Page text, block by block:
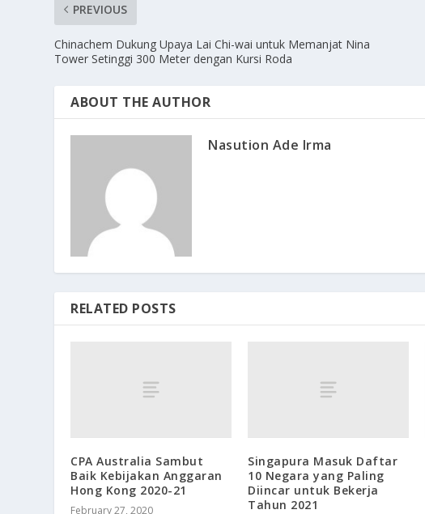
PREVIOUS
Chinachem Dukung Upaya Lai Chi-wai untuk Memanjat Nina
Tower Setinggi 300 Meter dengan Kursi Roda
ABOUT THE AUTHOR
Nasution Ade Irma
RELATED POSTS
CPA Australia Sambut
Baik Kebijakan Anggaran
Hong Kong 2020-21
February 27, 2020
Singapura Masuk Daftar
10 Negara yang Paling
Diincar untuk Bekerja
Tahun 2021